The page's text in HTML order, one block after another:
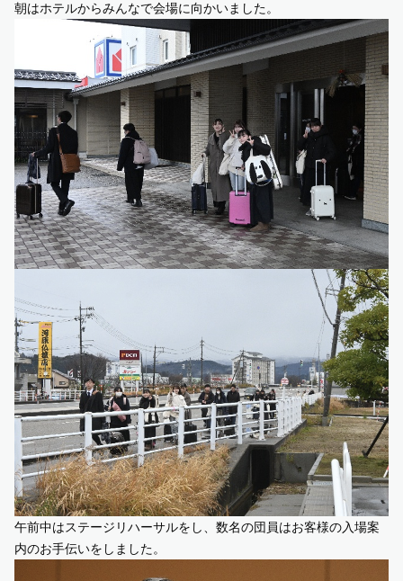
朝はホテルからみんなで会場に向かいました。
午前中はステージリハーサルをし、数名の団員はお客様の入場案
内のお手伝いをしました。